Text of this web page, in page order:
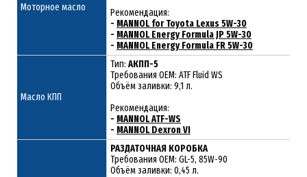
Моторное масло
Рекомендация:
- MANNOL for Toyota Lexus 5W-30
- MANNOL Energy Formula JP 5W-30
- MANNOL Energy Formula FR 5W-30
Масло КПП
Тип: АКПП-5
Требования OEM: ATF Fluid WS
Объём заливки: 9,1 л.
Рекомендация:
- MANNOL ATF-WS
- MANNOL Dexron VI
РАЗДАТОЧНАЯ КОРОБКА
Требования OEM: GL-5, 85W-90
Объём заливки: 0,45 л.